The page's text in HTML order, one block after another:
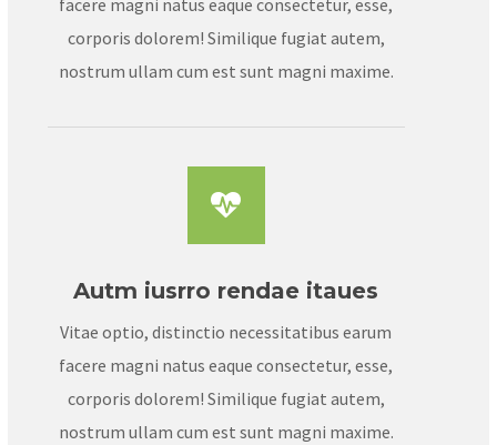
facere magni natus eaque consectetur, esse,
corporis dolorem! Similique fugiat autem,
nostrum ullam cum est sunt magni maxime.
Autm iusrro rendae itaues
Vitae optio, distinctio necessitatibus earum
facere magni natus eaque consectetur, esse,
corporis dolorem! Similique fugiat autem,
nostrum ullam cum est sunt magni maxime.